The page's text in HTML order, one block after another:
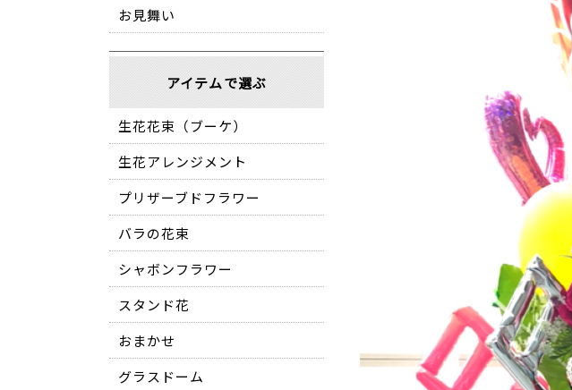
お見舞い
アイテムで選ぶ
生花花束（ブーケ）
生花アレンジメント
プリザーブドフラワー
バラの花束
シャボンフラワー
スタンド花
おまかせ
グラスドーム